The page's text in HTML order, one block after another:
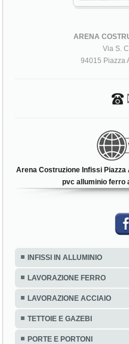
ARENA
Via S.
94015 Piazza
Arena Costruzione Infissi
pvc alluminio ferro
INFISSI IN ALLUMINIO
LAVORAZIONE FERRO
LAVORAZIONE ACCIAIO
TETTOIE E GAZEBI
PORTE E PORTONI